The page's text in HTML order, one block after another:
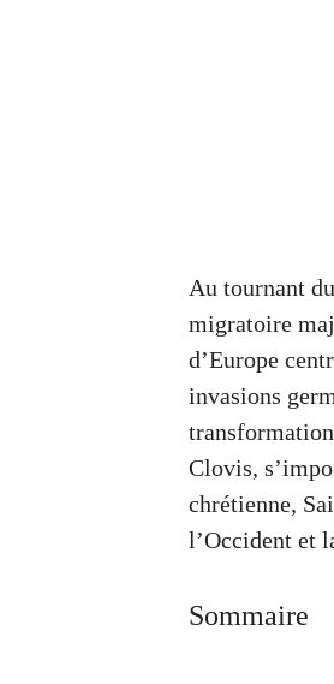
Au tournant
migratoire
d’Europe
invasions
Clovis,
chrétienne,
l’Occident et
Sommaire